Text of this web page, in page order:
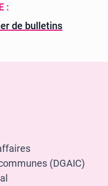
:
de bulletins
(DGAIC)